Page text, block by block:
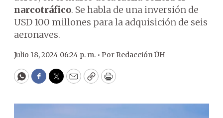
narcotráfico. Se habla de una inversión de
USD 100 millones para la adquisición de seis
aeronaves.
Julio 18, 2024 06:24 p. m. • Por Redacción ÚH
WhatsApp
Facebook
Twitter
EmailCopyPrint